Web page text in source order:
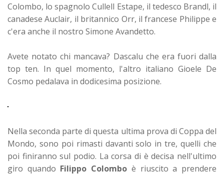
Colombo, lo spagnolo Cullell Estape, il tedesco Brandl, il
canadese Auclair, il britannico Orr, il francese Philippe e
c'era anche il nostro Simone Avandetto.
Avete notato chi mancava? Dascalu che era fuori dalla
top ten. In quel momento, l'altro italiano Gioele De
Cosmo pedalava in dodicesima posizione.
Nella seconda parte di questa ultima prova di Coppa del
Mondo, sono poi rimasti davanti solo in tre, quelli che
poi finiranno sul podio. La corsa di è decisa nell'ultimo
giro quando Filippo Colombo è riuscito a prendere